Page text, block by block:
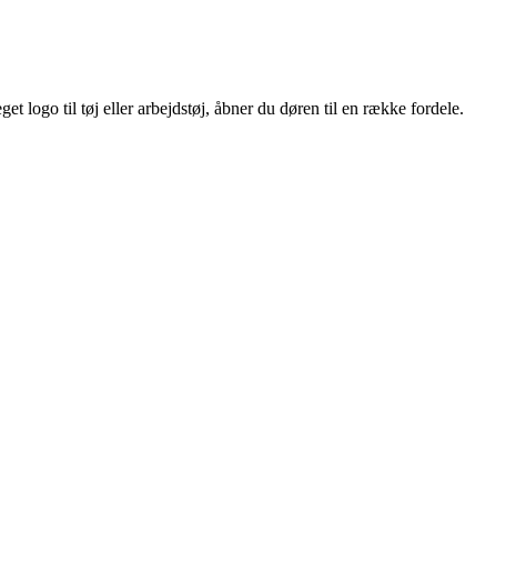
logo til tøj eller arbejdstøj, åbner du døren til en række fordele.